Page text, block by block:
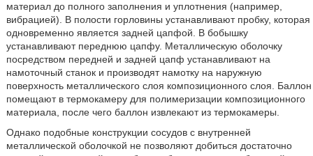
материал до полного заполнения и уплотнения (например,
вибрацией). В полости горловины устанавливают пробку, которая
одновременно является задней цапфой. В бобышку
устанавливают переднюю цапфу. Металлическую оболочку
посредством передней и задней цапф устанавливают на
намоточный станок и производят намотку на наружную
поверхность металлического слоя композиционного слоя. Баллон
помещают в термокамеру для полимеризации композиционного
материала, после чего баллон извлекают из термокамеры.
Однако подобные конструкции сосудов с внутренней
металлической оболочкой не позволяют добиться достаточно